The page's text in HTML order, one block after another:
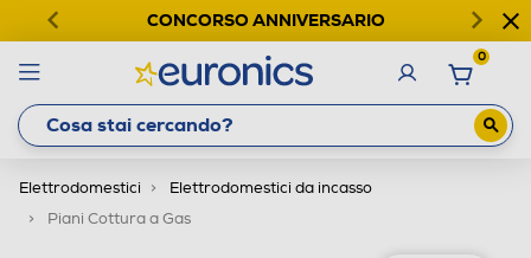
CONCORSO ANNIVERSARIO
0
Elettrodomestici
Elettrodomestici da incasso
Piani Cottura a Gas